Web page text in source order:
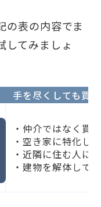
の表の内容でま
してみましょ
手を尽くしても買
・仲介ではなく買
・空き家に特化し
・近隣に住む人に
・建物を解体して